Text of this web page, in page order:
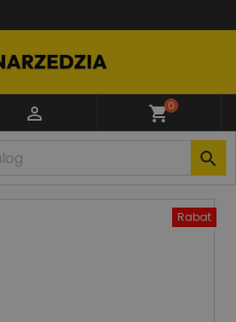
 shopping_cart0

Rabat